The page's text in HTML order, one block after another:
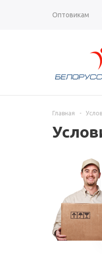
Оптовикам
Главная -